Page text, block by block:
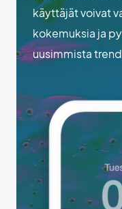
käyttäjät voivat
kokemuksia ja
uusimmista